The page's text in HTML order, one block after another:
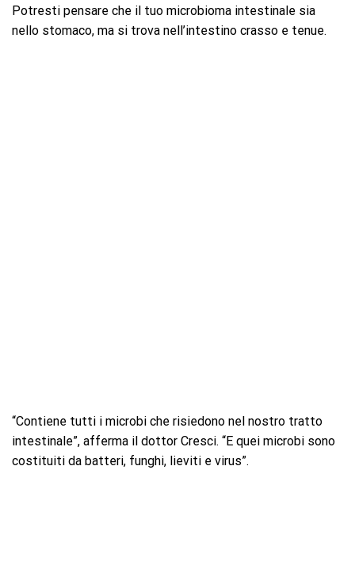
Potresti pensare che il tuo microbioma intestinale sia
nello stomaco, ma si trova nell’intestino crasso e tenue.
“Contiene tutti i microbi che risiedono nel nostro tratto
intestinale”, afferma il dottor Cresci. “E quei microbi sono
costituiti da batteri, funghi, lieviti e virus”.